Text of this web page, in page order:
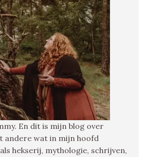
En dit is mijn blog over
andere wat in mijn hoofd
hekserij, mythologie, schrijven,